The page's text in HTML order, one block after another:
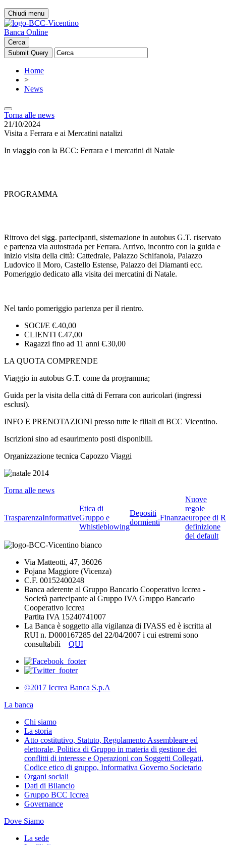
Chiudi menu
Banca Online
Cerca
Home
>
News
Torna alle news
21/10/2024
Visita a Ferrara e ai Mercatini natalizi
In viaggio con la BCC: Ferrara e i mercatini di Natale
PROGRAMMA
Ritrovo dei sigg. partecipanti, sistemazione in autobus G.T. riservato
e partenza via autostrada per Ferrara. Arrivo, incontro con la guida e
inizio visita della città: Cattedrale, Palazzo Schifanoia, Palazzo
Ludovico il Moro, Castello Estense, Palazzo dei Diamanti ecc.
Pomeriggio dedicato alla visita dei mercatini di Natale.
Nel tardo pomeriggio partenza per il rientro.
SOCI/E €.40,00
CLIENTI €.47,00
Ragazzi fino ad 11 anni €.30,00
LA QUOTA COMPRENDE
Viaggio in autobus G.T. come da programma;
Guida per la visita della città di Ferrara con auricolari (ingressi
esclusi).
INFO E PRENOTAZIONI presso tutte le filiali di BCC Vicentino.
Iscrizioni sino ad esaurimento posti disponibili.
Organizzazione tecnica Capozzo Viaggi
Torna alle news
TrasparenzaInformative
Etica di
Gruppo e
Whistleblowing
Depositi
dormienti
Finanza
Nuove
regole
europee di
definizione
del default
Via Matteotti, 47, 36026
Pojana Maggiore (Vicenza)
C.F. 00152400248
Banca aderente al Gruppo Bancario Cooperativo Iccrea -
Società partecipante al Gruppo IVA Gruppo Bancario
Cooperativo Iccrea
Partita IVA 15240741007
La Banca è soggetto alla vigilanza di IVASS ed è iscritta al
RUI n. D000167285 del 22/04/2007 i cui estremi sono
consultabili QUI
©2017 Iccrea Banca S.p.A
La banca
Chi siamo
La storia
Atto costitutivo, Statuto, Regolamento Assembleare ed
elettorale, Politica di Gruppo in materia di gestione dei
conflitti di interesse e Operazioni con Soggetti Collegati,
Codice etico di gruppo, Informativa Governo Societario
Organi sociali
Dati di Bilancio
Gruppo BCC Iccrea
Governance
Dove Siamo
La sede